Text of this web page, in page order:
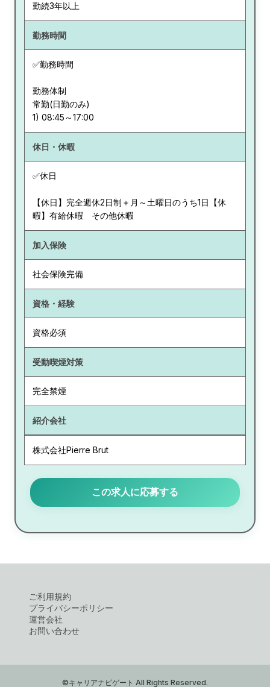
勤続3年以上
勤務時間
✅勤務時間
勤務体制
常勤(日勤のみ)
休日・休暇
✅休日
【休日】完全週休2日制＋月～土曜日のうち1日【休
暇】有給休暇 その他休暇
加入保険
社会保険完備
資格・経験
資格必須
受動喫煙対策
完全禁煙
紹介会社
株式会社Pierre Brut
この求人に応募する
ご利用規約
プライバシーポリシー
運営会社
お問い合わせ
©キャリアナビゲート All Rights Reserved.